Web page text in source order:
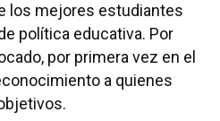
los mejores estudiantes
política educativa. Por
por primera vez en el
a quienes